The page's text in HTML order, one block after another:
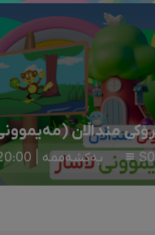
منداڵان
یەکشەممە | 20:00 EBL